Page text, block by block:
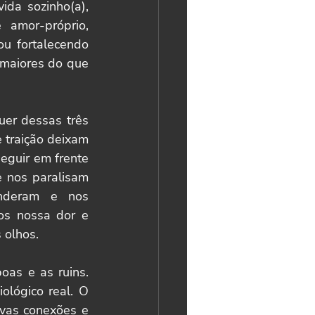
sozinho(a),
próprio,
fortalecendo
do que
dessas três
traição deixam
em frente
nos paralisam
e nos
nossa dor e
olhos.
e as ruins.
real. O
conexões e